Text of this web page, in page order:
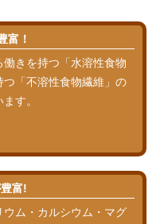
富！
きを持つ「水溶性食物
「不溶性食物繊維」の
す。
富!
ム・カルシウム・マグ